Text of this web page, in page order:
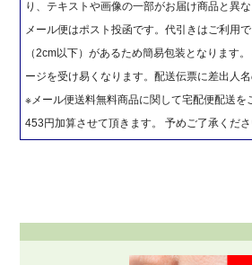
り、テキストや画像の一部がお届け商品と異
メール便はポスト投函です。代引きはご利用
（2cm以下）があるため簡易包装となります
ージを受け易くなります。配送伝票に差出人
※メール便送料無料商品に関して宅配便配送を
453円加算させて頂きます。 予めご了承くださ